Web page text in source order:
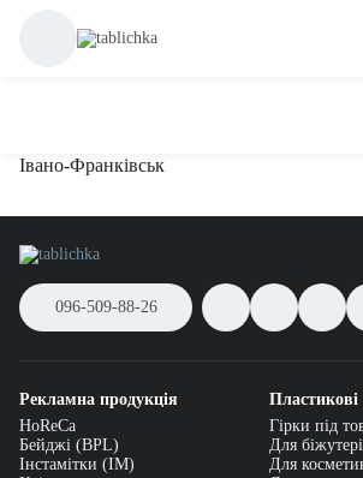
Івано-Франківськ
096-509-88-26
Рекламна продукція
HoReCa
Бейджі (BPL)
Інстамітки (IM)
Пластикові
Гірки під
Для
Для